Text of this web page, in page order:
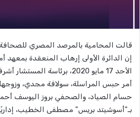
قالت المحامية بالمرصد المصري للصحافة
إن الدائرة الأولى إرهاب المنعقدة بمعهد
الأحد 17 مايو 2020، برئاسة
أمر حبس المراسلة، سولافة مجدي،
حسام الصياد، والصحفي بروز اليوسف